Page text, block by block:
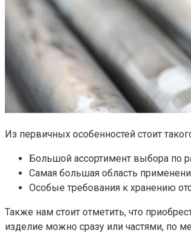
Из первичных особенностей стоит
Большой ассортимент выбора по
Самая большая область
Особые требования к хранению
Также нам стоит отметить, что
изделие можно сразу или частями, по